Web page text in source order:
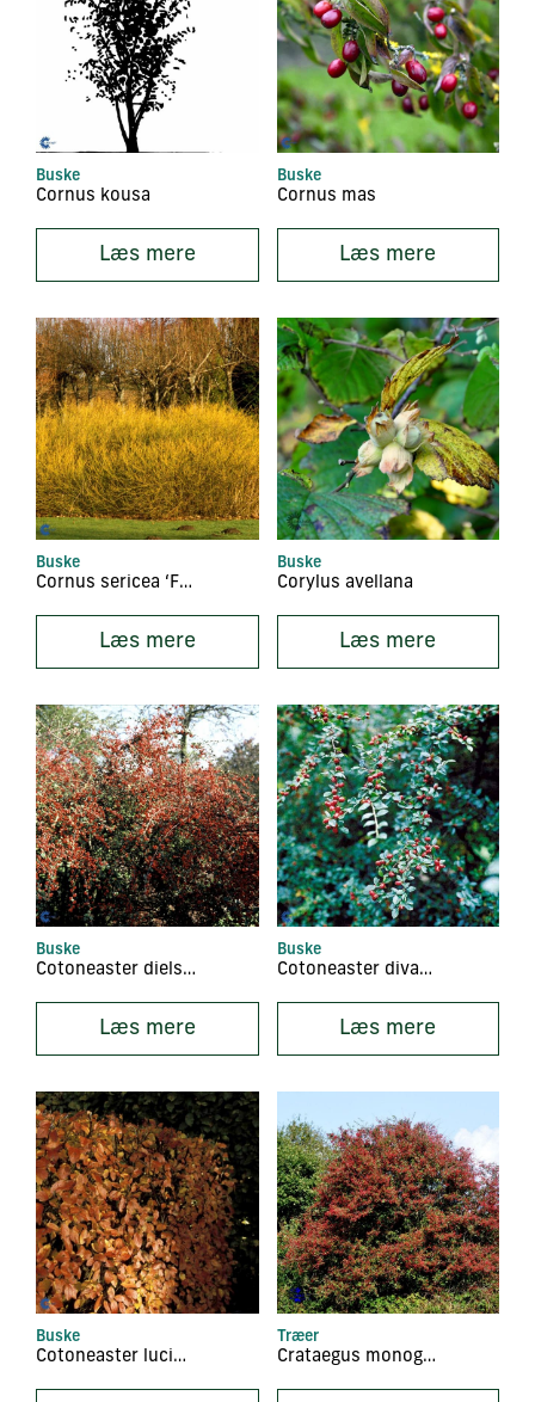
Buske
Cornus kousa
Læs mere
Buske
Cornus mas
Læs mere
Buske
Cornus sericea ‘Flaviremea’
Læs mere
Buske
Corylus avellana
Læs mere
Buske
Cotoneaster dielsianus
Læs mere
Buske
Cotoneaster divaricatus
Læs mere
Buske
Cotoneaster lucidus
Træer
Crataegus monogyna